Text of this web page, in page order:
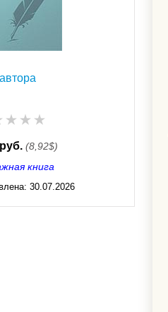
(8,92$)
книга
30.07.2026